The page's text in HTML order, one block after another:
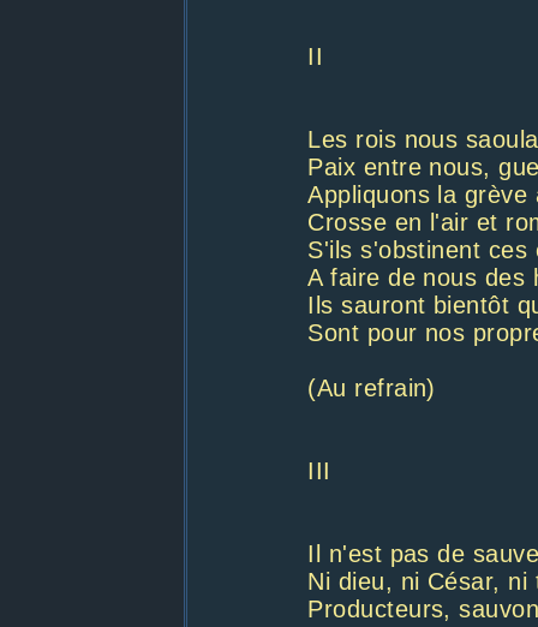
II
Les rois nous
Paix entre nous,
Appliquons la grève
Crosse en l'air et
S'ils s'obstinent ces
A faire de nous des
Ils sauront bientôt
Sont pour nos
(Au refrain)
III
Il n'est pas de
Ni dieu, ni César, ni
Producteurs,